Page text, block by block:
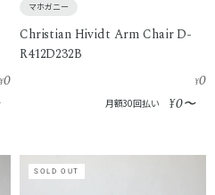
¥0
マホガニー
Christian Hividt Arm Chair D-
R412D232B
¥0
月額30回払い ¥0〜
SOLD OUT